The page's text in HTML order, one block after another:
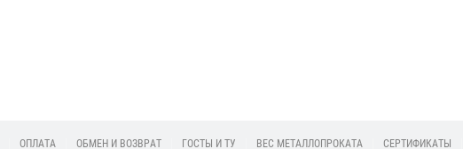
ОПЛАТА ОБМЕН И ВОЗВРАТ ГОСТЫ И ТУ ВЕС МЕТАЛЛОПРОКАТА СЕРТИФИКАТЫ